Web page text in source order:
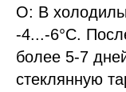
О: В
-4...-6°C.
более 5-7
стеклянную